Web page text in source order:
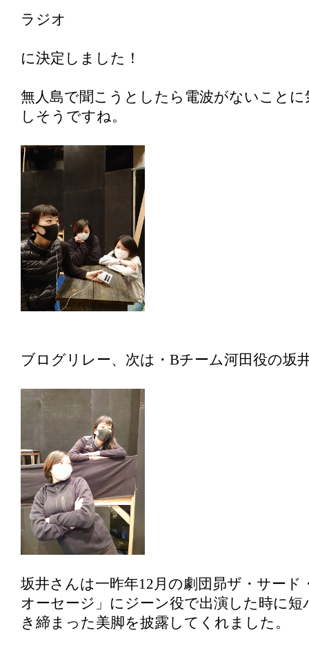
ラジオ
に決定しました！
無人島で聞こうとしたら電波がないこと
しそうですね。
ブログリレー、次は・Bチーム河田役の坂
坂井さんは一昨年12月の劇団昴ザ・サード
オーセージ」にジーン役で出演した時に短
き締まった美脚を披露してくれました。